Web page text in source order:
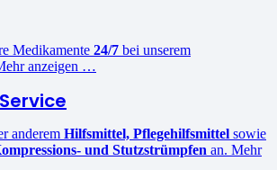
Medikamente 24/7 bei unserem
anzeigen …
anderem Hilfsmittel, Pflegehilfsmittel sowie
und Stutzstrümpfen an. Mehr